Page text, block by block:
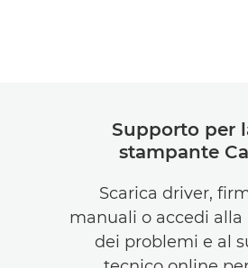
Supporto per
stampante
Scarica driver,
manuali o accedi alla
dei problemi e al